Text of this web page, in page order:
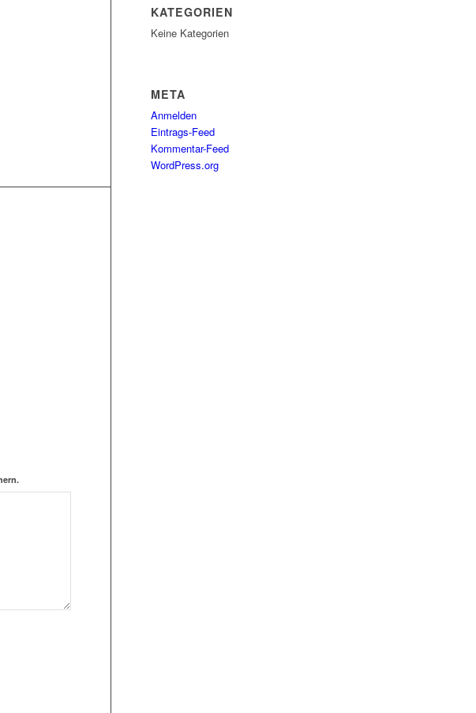
KATEGORIEN
Keine Kategorien
META
Anmelden
Eintrags-Feed
Kommentar-Feed
WordPress.org